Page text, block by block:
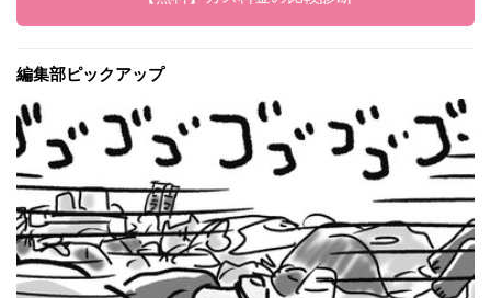
編集部ピックアップ